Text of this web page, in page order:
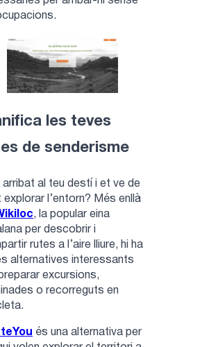
les teves
de senderisme
arribat al teu destí i et ve de
explorar l’entorn? Més enllà
, la popular eina
per descobrir i
rutes a l’aire lliure, hi ha
alternatives interessants
excursions,
o recorreguts en
és una alternativa per